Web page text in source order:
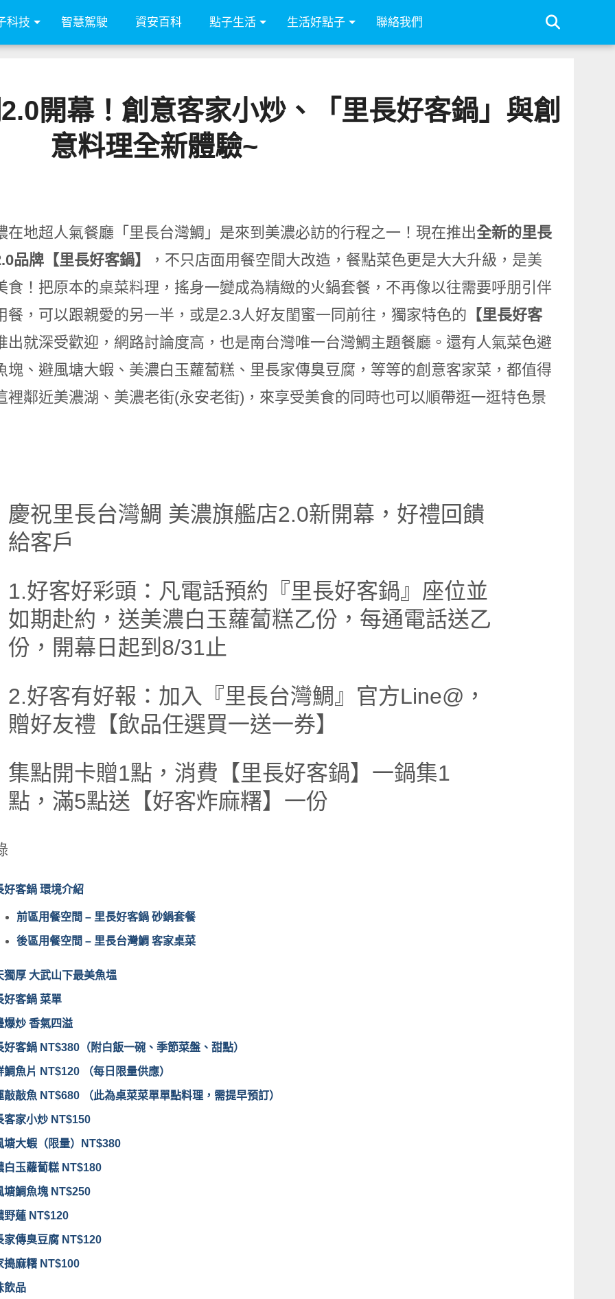
科技 智慧駕駛 資安百科 點子生活 生活好點子 聯絡我們
開幕！創意客家小炒、「里長好客鍋」與創
意料理全新體驗~
在地超人氣餐廳「里長台灣鯛」是來到美濃必訪的行程之一！現在推出全新的里長
品牌【里長好客鍋】
，不只店面用餐空間大改造，餐點菜色更是大大升級，是美
食！把原本的桌菜料理，搖身一變成為精緻的火鍋套餐，不再像以往需要呼朋引伴
餐，可以跟親愛的另一半，或是2.3人好友閨蜜一同前往，獨家特色的 【里長好客
出就深受歡迎，網路討論度高，也是南台灣唯一台灣鯛主題餐廳。還有人氣菜色避
塊、避風塘大蝦、美濃白玉蘿蔔糕、里長家傳臭豆腐，等等的創意客家菜，都值得
裡鄰近美濃湖、美濃老街(永安老街)，來享受美食的同時也可以順帶逛一逛特色景
慶祝里長台灣鯛 美濃旗艦店2.0新開幕，好禮回饋
給客戶
1.好客好彩頭：凡電話預約『里長好客鍋』座位並
如期赴約，送美濃白玉蘿蔔糕乙份，每通電話送乙
份，開幕日起到8/31止
2.好客有好報：加入『里長台灣鯛』官方Line@，
贈好友禮【飲品任選買一送一券】
集點開卡贈1點，消費【里長好客鍋】一鍋集1
點，滿5點送【好客炸麻糬】一份
好客鍋 環境介紹
前區用餐空間 – 里長好客鍋 砂鍋套餐
後區用餐空間 – 里長台灣鯛 客家桌菜
獨厚 大武山下最美魚塭
好客鍋 菜單
爆炒 香氣四溢
好客鍋 NT$380（附白飯一碗、季節菜盤、甜點）
鯛魚片 NT$120 （每日限量供應）
敲敲魚 NT$680 （此為桌菜菜單單點料理，需提早預訂）
客家小炒 NT$150
塘大蝦（限量）NT$380
白玉蘿蔔糕 NT$180
塘鯛魚塊 NT$250
野蓮 NT$120
家傳臭豆腐 NT$120
搗麻糬 NT$100
飲品